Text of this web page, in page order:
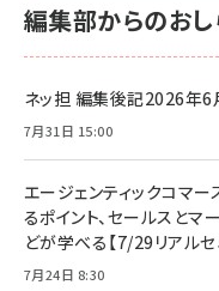
編集部からのおし
ネッ担 編集後記2026年6
7月31日 15:00
エージェンティックコマ
るポイント、セールスと
どが学べる【7/29リアルセ
7月24日 8:30